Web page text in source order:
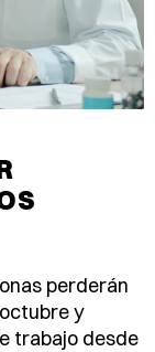
perderán
y
trabajo desde